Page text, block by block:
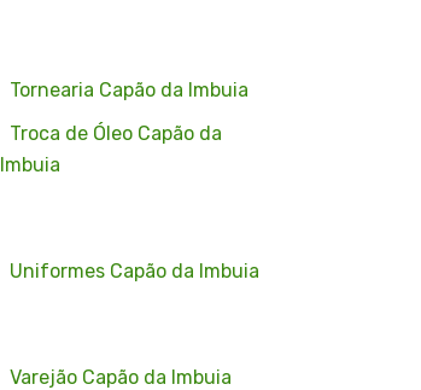
Tornearia Capão da Imbuia
Troca de Óleo Capão da
Imbuia
Uniformes Capão da Imbuia
Varejão Capão da Imbuia